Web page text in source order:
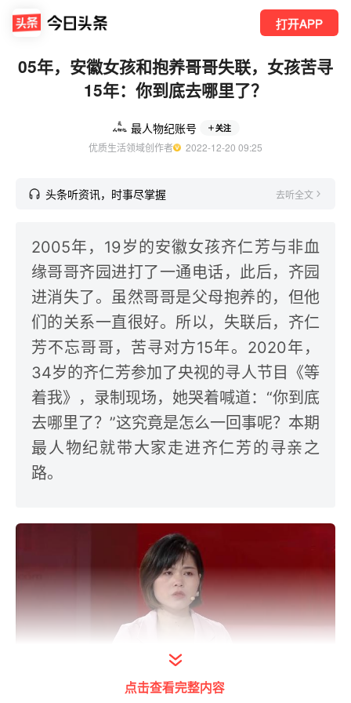
打开APP
05年，安徽女孩和抱养哥哥失联，女孩苦寻
15年：你到底去哪里了？
最人物纪账号 关注
优质生活领域创作者
  2022-12-20 09:25
头条听资讯，时事尽掌握 去听全文
2005年，19岁的安徽女孩齐仁芳与非血
缘哥哥齐园进打了一通电话，此后，齐园
进消失了。虽然哥哥是父母抱养的，但他
们的关系一直很好。所以，失联后，齐仁
芳不忘哥哥，苦寻对方15年。2020年，
34岁的齐仁芳参加了央视的寻人节目《等
着我》，录制现场，她哭着喊道：“你到底
去哪里了？”这究竟是怎么一回事呢？本期
最人物纪就带大家走进齐仁芳的寻亲之
路。
点击查看完整内容